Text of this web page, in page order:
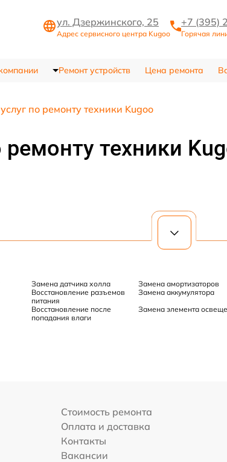
ул. Дзержинского, 25
Адрес сервисного центра Kugoo
+7 (395)
Горячая
Ремонт устройств Цена ремонта
по ремонту техники Kugoo
техники
Замена датчика холла Замена амортизаторов
Восстановление разъемов
питания
Замена аккумулятора
Восстановление после
попадания влаги
Замена элемента
Стоимость ремонта
Оплата и доставка
Контакты
Вакансии